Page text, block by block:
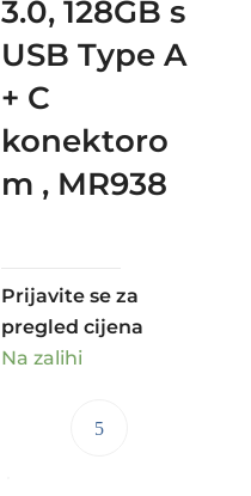
3.0, 128GB s
USB Type A
+ C
konektoro
m , MR938
Prijavite se za
pregled cijena
Na zalihi